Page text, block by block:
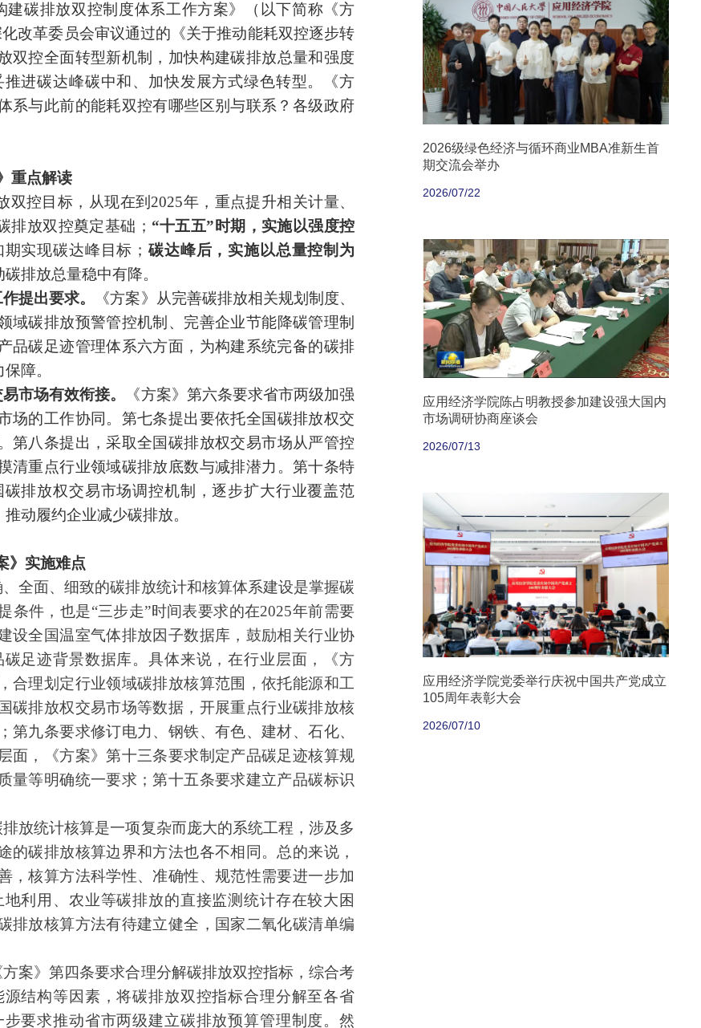
碳排放双控制度体系工作方案》（以下简称《方
改革委员会审议通过的《关于推动能耗双控逐步转
双控全面转型新机制，加快构建碳排放总量和强度
推进碳达峰碳中和、加快发展方式绿色转型。《方
系与此前的能耗双控有哪些区别与联系？各级政府
重点解读
双控目标，从现在到2025年，重点提升相关计量、
排放双控奠定基础； “十五五”时期，实施以强度控
期实现碳达峰 目标； 碳达峰后，实施以总量控制为
排放总量稳中有降。
提出要求。
《方案》从完善碳排放相关规划制度、
域碳排放预警管控机制、完善企业节能降碳管理制
品碳足迹管理体系六方面，为构建系统完备的碳排
障。
市场有效衔接。
《方案》第六条要求省市两级加强
场的工作协同。第七条提出要依托全国碳排放权交
第八条提出，采取全国碳排放权交易市场从严管控
清重点行业领域碳排放底数与减排潜力。第十条特
碳排放权交易市场调控机制，逐步扩大行业覆盖范
动履约企业减少碳排放。
》实施难点
、全面、细致的碳排放统计和核算体系建设是掌握碳
条件，也是“三步走”时间表要求的在2025年前需要
设全国温室气体排放因子数据库，鼓励相关行业协
足迹背景数据库。具体来说，在行业层面，《方
合理划定行业领域碳排放核算范围，依托能源和工
碳排放权交易市场等数据，开展重点行业碳排放核
九条要求修订电力、钢铁、有色、建材、石化、
面，《方案》第十三条要求制定产品碳足迹核算规
量等明确统一要求；第十五条要求建立产品碳标识
排放统计核算是一项复杂而庞大的系统工程，涉及多
碳排放核算边界和方法也各不相同。总的来说，
，核算方法科学性、准确性、规范性需要进一步加
利用、 农业等碳排放的直接监测统计存在较大困
排放核算方法有待建立健全，国家二氧化碳清单编
方案》第四条要求合理分解碳排放双控指标，综合考
源结构等因素，将碳排放双控指标合理分解至各省
要求推动省市两级建立碳排放预算管理制度。然
2026级绿色经济与循环商业MBA准新生首
期交流会举办
2026/07/22
应用经济学院陈占明教授参加建设强大国内
市场调研协商座谈会
2026/07/13
应用经济学院党委举行庆祝中国共产党成立
105周年表彰大会
2026/07/10